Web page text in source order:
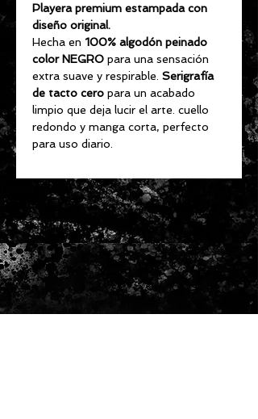
Playera premium estampada con
diseño original.
Hecha en 100% algodón peinado
color NEGRO para una sensación
extra suave y respirable. Serigrafía
de tacto cero para un acabado
limpio que deja lucir el arte. cuello
redondo y manga corta, perfecto
para uso diario.